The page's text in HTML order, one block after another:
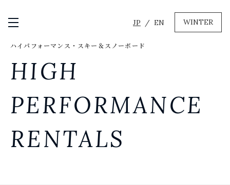
メニュー開閉 JP EN WINTER
GREEN
キャンプ イベント遊具
WINTER
ハイパフォーマンス・スキー＆スノーボード
HIGH
PERFORMANCE
RENTALS